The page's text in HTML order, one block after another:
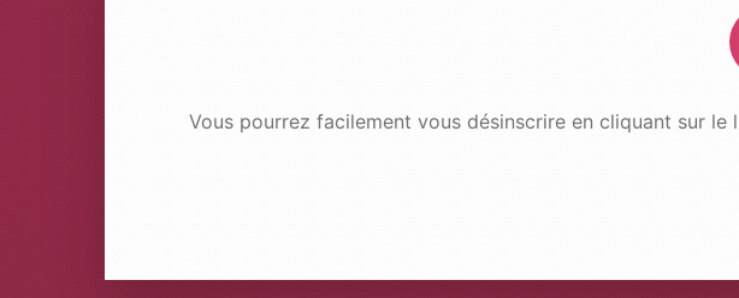
Vous pourrez facilement vous désinscrire en cliquant sur le